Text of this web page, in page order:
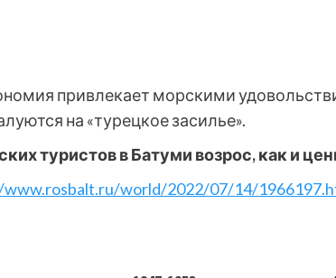
привлекает морскими
на «турецкое засилье».
туристов в Батуми возрос, как и
world/2022/07/14/